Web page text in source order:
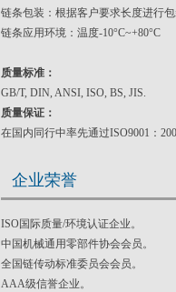
链条包装：根据客户要求长度进行
链条应用环境：温度-10°C~+80°C
质量标准：
GB/T, DIN, ANSI, ISO, BS, JIS.
质量保证：
在国内同行中率先通过ISO9001：
企业荣誉
ISO国际质量/环境认证企业。
中国机械通用零部件协会会员。
全国链传动标准委员会会员。
AAA级信誉企业。